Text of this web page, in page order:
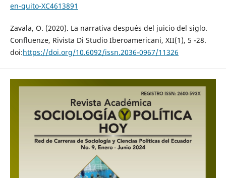
en-quito-XC4613891
Zavala, O. (2020). La narrativa después del juicio del siglo.
Confluenze, Rivista Di Studio Iberoamericani, XII(1), 5 -28.
doi:https://doi.org/10.6092/issn.2036-0967/11326